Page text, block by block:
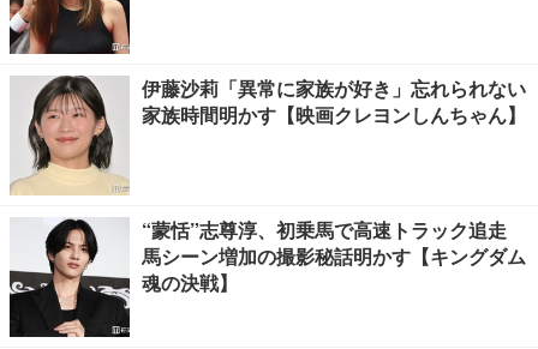
伊藤沙莉「異常に家族が好き」忘れられない
家族時間明かす【映画クレヨンしんちゃん】
“蒙恬”志尊淳、初乗馬で高速トラック追走
馬シーン増加の撮影秘話明かす【キングダム
魂の決戦】